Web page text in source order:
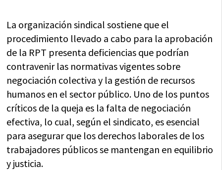
La organización sindical sostiene que el
procedimiento llevado a cabo para la aprobación
de la RPT presenta deficiencias que podrían
contravenir las normativas vigentes sobre
negociación colectiva y la gestión de recursos
humanos en el sector público. Uno de los puntos
críticos de la queja es la falta de negociación
efectiva, lo cual, según el sindicato, es esencial
para asegurar que los derechos laborales de los
trabajadores públicos se mantengan en equilibrio
y justicia.